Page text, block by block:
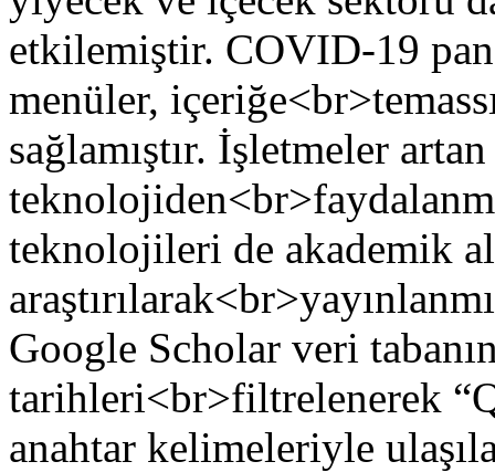
etkilemiştir. COVID-19
menüler,
sağlamıştır. İşletmeler
teknolojileri de akademik
Google Scholar veri
tarihleri<br>filtrelenerek
anahtar kelimeleriyle